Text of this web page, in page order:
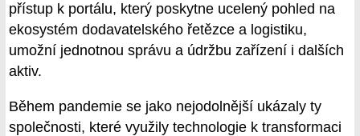
přístup k portálu, který poskytne ucelený pohled na
ekosystém dodavatelského řetězce a logistiku,
umožní jednotnou správu a údržbu zařízení i dalších
aktiv.
Během pandemie se jako nejodolnější ukázaly ty
společnosti, které využily technologie k transformaci